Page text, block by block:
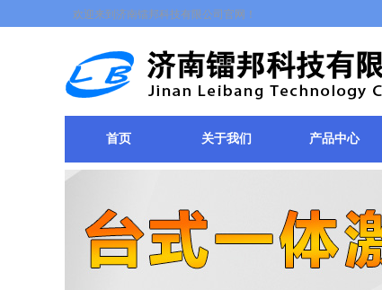
欢迎来到济南镭邦科技有限公司官网！
首页 关于我们 产品中心